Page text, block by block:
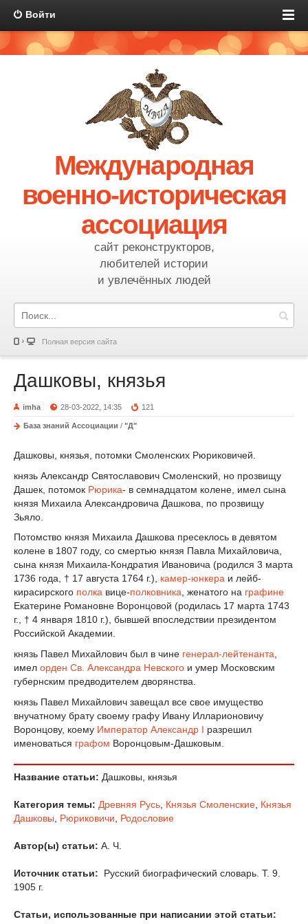
Войти
Международная
военно-историческая
ассоциация
сайт реконструкторов,
любителей истории
и увлечённых людей
Полная версия сайта
Дашковы, князья
imha 28-03-2022, 14:35 121
База знаний Ассоциации / "Д"
Дашковы, князья, потомки Смоленских Рюриковичей.
князь Александр Святославович Смоленский, но прозвищу
Дашек, потомок Рюрика- в семнадцатом колене, имел сына
князя Михаила Александровича Дашкова, по прозвищу
Зьяло.
Потомство князя Михаила Дашкова пресеклось в девятом
колене в 1807 году, со смертью князя Павла Михайловича,
сына князя Михаила-Кондратия Ивановича (родился 3 марта
1736 года, † 17 августа 1764 г.), камер-юнкера и лейб-
кирасирского полка вице-полковника, женатого на графине
Екатерине Романовне Воронцовой (родилась 17 марта 1743
г., † 4 января 1810 г.), бывшей впоследствии президентом
Российской Академии.
князь Павел Михайлович был в чине генерал-лейтенанта
имел орден Св. Александра Невского и умер Московским
губернским предводителем дворянства.
князь Павел Михайлович завещал все свое имущество
внучатному брату своему графу Ивану Илларионовичу
Воронцову, коему Император Александр I разрешил
именоваться графом Воронцовым-Дашковым.
Название статьи: Дашковы, князья
Категория темы: Древняя Русь Князья Смоленские Князья
Дашковы
Рюриковичи Родословие
Автор(ы) статьи: А. Ч.
Источник статьи:
Русский биографический словарь. Т. 9.
1905 г.
Статьи, использованные при написании этой статьи: